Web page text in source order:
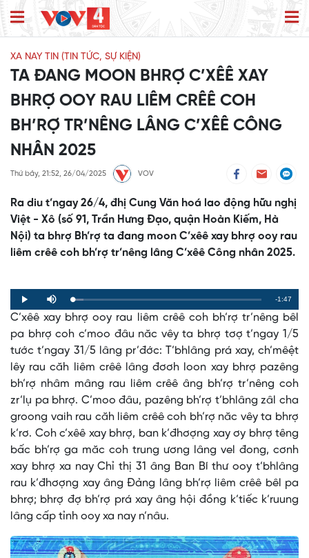
XA NAY TIN (TIN TỨC, SỰ KIỆN)
TA ĐANG MOON BHRỢ C’XÊÊ XAY
BHRỢ OOY RAU LIÊM CRÊÊ COH
BH’RỢ TR’NÊNG LÂNG C’XÊÊ CÔNG
NHÂN 2025
Thứ bảy, 21:52, 26/04/2025 VOV
Ra diu t’ngay 26/4, đhị Cung Văn hoá lao động hữu nghị
Việt - Xô (số 91, Trần Hưng Đạo, quận Hoàn Kiếm, Hà
Nội) ta bhrợ Bh’rợ ta đang moon C’xêê xay bhrợ ooy rau
liêm crêê coh bh’rợ tr’nêng lâng C’xêê Công nhân 2025.
Play Mute Loaded:
0%
Progress:
0%
Remaining
Time
-1:47
C’xêê xay bhrợ ooy rau liêm crêê coh bh’rợ tr’nêng bêl
pa bhrợ coh c’moo đâu năc vêy ta bhrợ tơợ t’ngay 1/5
tước t’ngay 31/5 lâng pr’đớc: T’bhlâng prá xay, ch’mêệt
lêy rau căh liêm crêê lâng đơơh loon xay bhrợ pazêng
bh’rợ nhâm mâng rau liêm crêê âng bh’rợ tr’nêng coh
zr’lụ pa bhrợ. C’moo đâu, pazêng bh’rợ t’bhlâng zâl cha
groong vaih rau căh liêm crêê coh bh’rợ năc vêy ta bhrợ
k’rơ. Coh c’xêê xay bhrợ, ban k’đhơợng xay ơy bhrợ têng
bấc bh’rợ ga măc coh trung ương lâng vel đong, cơnh
xay bhrợ xa nay Chỉ thị 31 âng Ban Bí thư ooy t’bhlâng
rau k’đhơợng xay âng Đảng lâng bh’rợ liêm crêê bêl pa
bhrợ; bhrợ đợ bh’rợ prá xay âng hội đồng k’tiếc k’ruung
lâng cấp tỉnh ooy xa nay n’nâu.